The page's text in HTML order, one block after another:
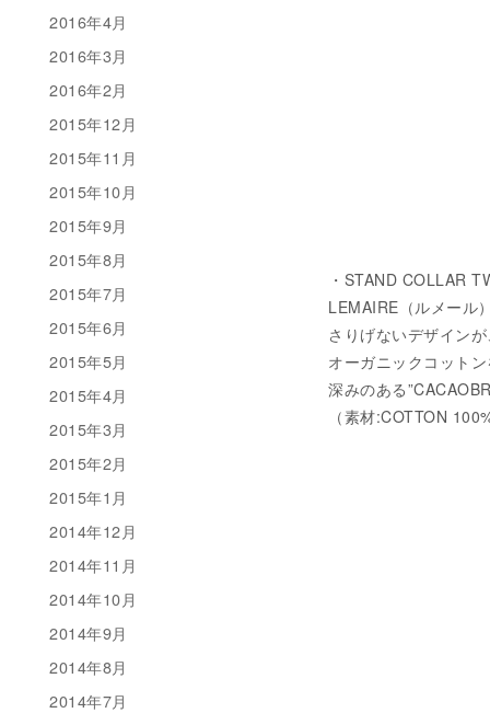
・STAND COLLAR
LEMAIRE（ルメール
さりげないデザイン
オーガニックコット
深みのある
（素材:COTTON
2016年4月
2016年3月
2016年2月
2015年12月
2015年11月
2015年10月
2015年9月
2015年8月
2015年7月
2015年6月
2015年5月
2015年4月
2015年3月
2015年2月
2015年1月
2014年12月
2014年11月
2014年10月
2014年9月
2014年8月
2014年7月